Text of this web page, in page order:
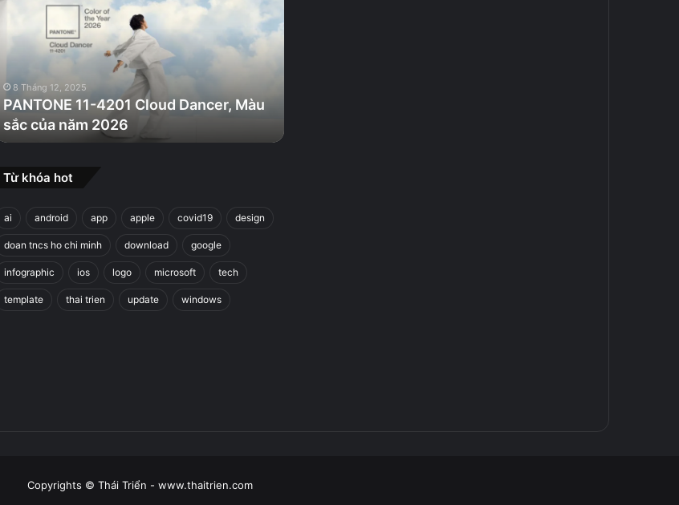
Màu
của
năm
2026
8 Tháng 12, 2025
PANTONE 11-4201 Cloud Dancer, Màu
sắc của năm 2026
Từ khóa hot
ai android app apple covid19 design
doan tncs ho chi minh download google
infographic ios logo microsoft tech
template thai trien update windows
Copyrights © Thái Triển - www.thaitrien.com